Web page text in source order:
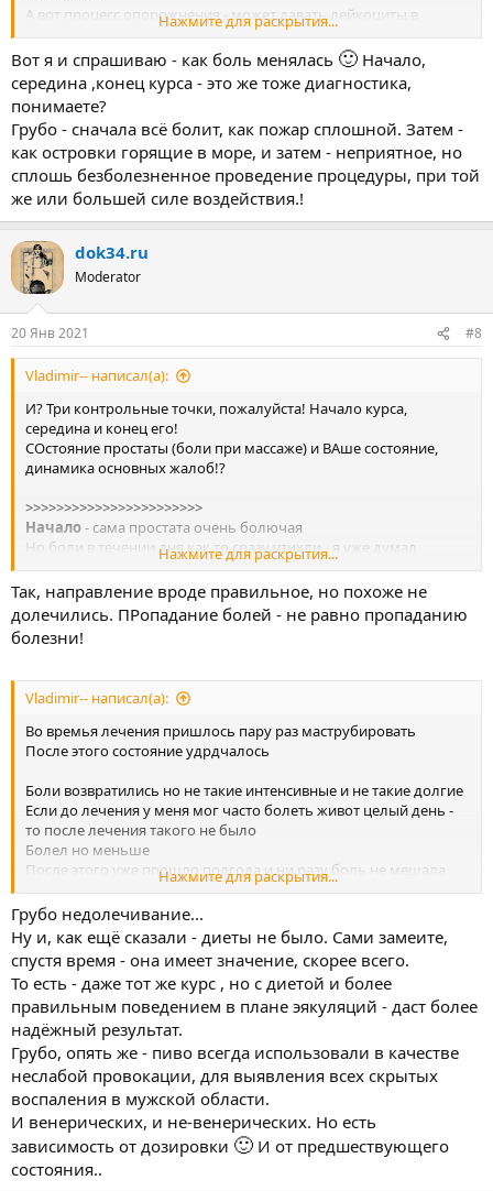
А вот процесс опорожнения - может давать лейкоциты в
анализе секрета! Тогда это _правильно_!! Лечение адекватно!
Или же - воспаление продолжается, боли сохраняются или
растут - и растут лейкоциты. Тогда - неправильно, лечение
неадекватное."
>>>>>>>>>>>>>>>>>>>>>>>
Это было 2 года назад
По мере курсов масажа и приема метронидозола (не знаю что
помогло больше) - боль постепенно уходила и к концу курса
ничего не беспокоило
Нажмите для раскрытия...
Вот я и спрашиваю - как боль менялась 🙂 Начало,
середина ,конец курса - это же тоже диагностика,
понимаете?
Грубо - сначала всё болит, как пожар сплошной. Затем -
как островки горящие в море, и затем - неприятное, но
сплошь безболезненное проведение процедуры, при той
же или большей силе воздействия.!
dok34.ru
Moderator
20 Янв 2021 #8
Vladimir-- написал(а):
И? Три контрольные точки, пожалуйста! Начало курса,
середина и конец его!
СОстояние простаты (боли при массаже) и ВАше состояние,
динамика основных жалоб!?
>>>>>>>>>>>>>>>>>>>>>>>
Начало- сама простата очень болючая
Но боли в течении дня как то сразу утихли - я уже думал
вылечился
Середина
- простата тоже болючая так же само как и в начале -
може чуть меньше
Нажмите для раскрытия...
Так, направление вроде правильное, но похоже не
долечились. ПРопадание болей - не равно пропаданию
болезни!
Vladimir-- написал(а):
Во времья лечения пришлось пару раз маструбировать
После этого состояние удрдчалось
Боли возвратились но не такие интенсивные и не такие долгие
Если до лечения у меня мог часто болеть живот целый день -
то после лечения такого не было
Болел но меньше
После этого уже прошло полгода и ни разу боль не мешала
мне заснуть (как было пару раз до этого)
В конце
Тоже самое что в середине осталось
Нажмите для раскрытия...
Грубо недолечивание...
Ну и, как ещё сказали - диеты не было. Сами замеите,
спустя время - она имеет значение, скорее всего.
То есть - даже тот же курс , но с диетой и более
правильным поведением в плане эякуляций - даст более
надёжный результат.
Грубо, опять же - пиво всегда использовали в качестве
неслабой провокации, для выявления всех скрытых
воспаления в мужской области.
И венерических, и не-венерических. Но есть
зависимость от дозировки 🙂 И от предшествующего
состояния..